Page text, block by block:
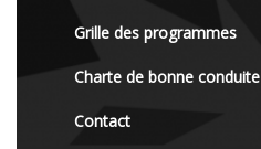
Grille des programmes
Charte de bonne conduite
Contact